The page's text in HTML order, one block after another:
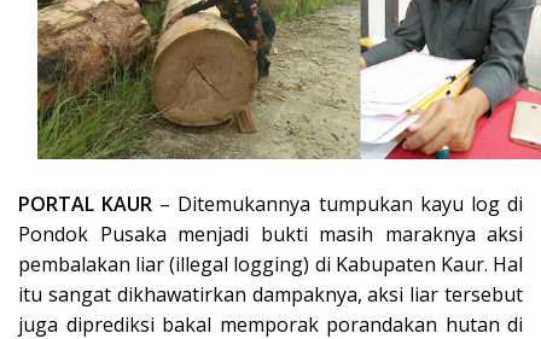
PORTAL KAUR – Ditemukannya tumpukan kayu log di
Pondok Pusaka menjadi bukti masih maraknya aksi
pembalakan liar (illegal logging) di Kabupaten Kaur. Hal
itu sangat dikhawatirkan dampaknya, aksi liar tersebut
juga diprediksi bakal memporak porandakan hutan di